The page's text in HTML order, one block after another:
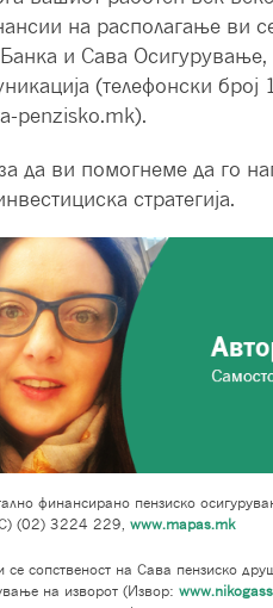
на располагање ви
и Сава
(телeфонски
penzisko.mk).
да ви помогнеме да го
стратегија.
финансирано пензиско
(02) 3224 229, www.mapas.mk
се сопственост на Сава пензиско
на изворот (Извор: